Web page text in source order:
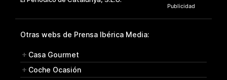
Otras webs de Prensa Ibérica Media:
Casa Gourmet
Coche Ocasión